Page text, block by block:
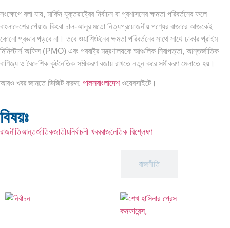
সংক্ষেপে বলা যায়, মার্কিন যুক্তরাষ্ট্রের নির্বাচন বা প্রশাসনের ক্ষমতা পরিবর্তনের ফলে
বাংলাদেশের পেঁয়াজ কিংবা চাল-আলুর মতো নিত্যপ্রয়োজনীয় পণ্যের বাজারে আজকেই
কোনো প্রভাব পড়বে না। তবে ওয়াশিংটনের ক্ষমতা পরিবর্তনের সাথে সাথে ঢাকার প্রাইম
মিনিস্টার্স অফিস (PMO) এবং পররাষ্ট্র মন্ত্রণালয়কে আঞ্চলিক নিরাপত্তা, আন্তর্জাতিক
বাণিজ্য ও বৈদেশিক কূটনৈতিক সমীকরণ বজায় রাখতে নতুন করে সমীকরণ মেলাতে হয়।
আরও খবর জানতে ভিজিট করুন: পালসবাংলাদেশওয়েবসাইটে।
বিষয়ঃ
রাজনীতিআন্তর্জাতিকজাতীয়নির্বাচনী খবররাজনৈতিক বিশ্লেষণ
রাজনীতি